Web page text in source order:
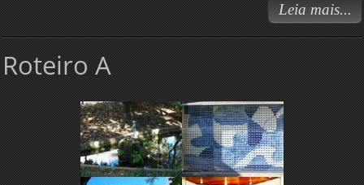
Leia mais...
Roteiro A